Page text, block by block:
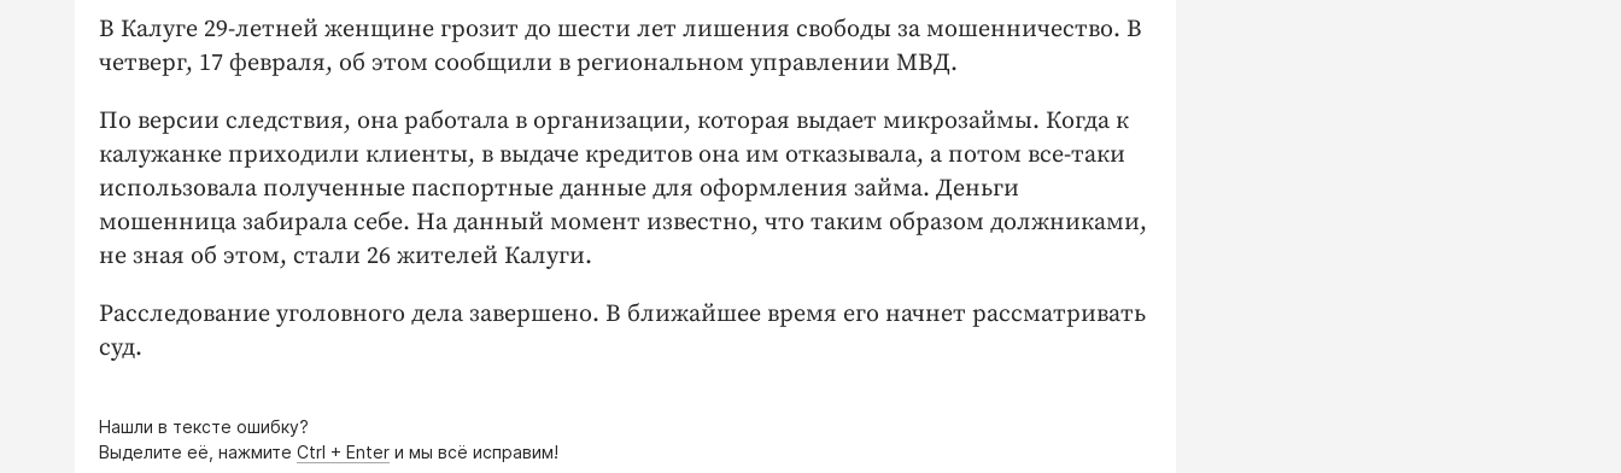
В Калуге 29-летней женщине грозит до шести лет лишения свободы за мошенничество. В
четверг, 17 февраля, об этом сообщили в региональном управлении МВД.
По версии следствия, она работала в организации, которая выдает микрозаймы. Когда к
калужанке приходили клиенты, в выдаче кредитов она им отказывала, а потом все-таки
использовала полученные паспортные данные для оформления займа. Деньги
мошенница забирала себе. На данный момент известно, что таким образом должниками,
не зная об этом, стали 26 жителей Калуги.
Расследование уголовного дела завершено. В ближайшее время его начнет рассматривать
суд.
Нашли в тексте ошибку?
Выделите её, нажмите Ctrl + Enter и мы всё исправим!